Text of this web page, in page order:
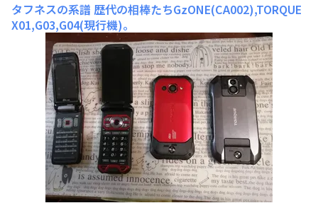
タフネスの系譜 歴代の相棒たちGzONE(CA002),TORQUE
X01,G03,G04(現行機)。